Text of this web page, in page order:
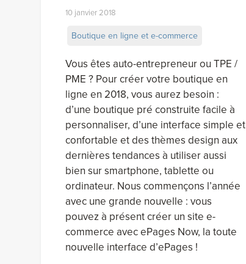
10 janvier 2018
Boutique en ligne et e-commerce
Vous êtes auto-entrepreneur ou TPE /
PME ? Pour créer votre boutique en
ligne en 2018, vous aurez besoin :
d’une boutique pré construite facile à
personnaliser, d’une interface simple et
confortable et des thèmes design aux
dernières tendances à utiliser aussi
bien sur smartphone, tablette ou
ordinateur. Nous commençons l’année
avec une grande nouvelle : vous
pouvez à présent créer un site e-
commerce avec ePages Now, la toute
nouvelle interface d’ePages !